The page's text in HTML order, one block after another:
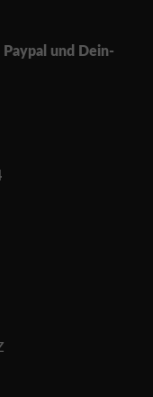
und Dein-